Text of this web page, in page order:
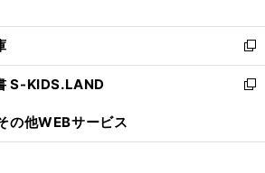
開
く
ウ
で
開
く
ン
ド
ウ
で
ウ
ィ
ン
ド
開
新
し
い
ン
S-KIDS.LAND
新
ウ
の他WEBサービス